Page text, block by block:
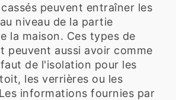
peuvent entraîner les
niveau de la partie
la maison. Ces types de
peuvent aussi avoir comme
de l'isolation pour les
les verrières ou les
informations fournies par